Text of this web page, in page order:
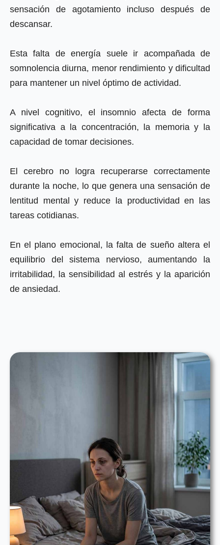
sensación de agotamiento incluso después de
descansar.
Esta falta de energía suele ir acompañada de
somnolencia diurna, menor rendimiento y dificultad
para mantener un nivel óptimo de actividad.
A nivel cognitivo, el insomnio afecta de forma
significativa a la concentración, la memoria y la
capacidad de tomar decisiones.
El cerebro no logra recuperarse correctamente
durante la noche, lo que genera una sensación de
lentitud mental y reduce la productividad en las
tareas cotidianas.
En el plano emocional, la falta de sueño altera el
equilibrio del sistema nervioso, aumentando la
irritabilidad, la sensibilidad al estrés y la aparición
de ansiedad.